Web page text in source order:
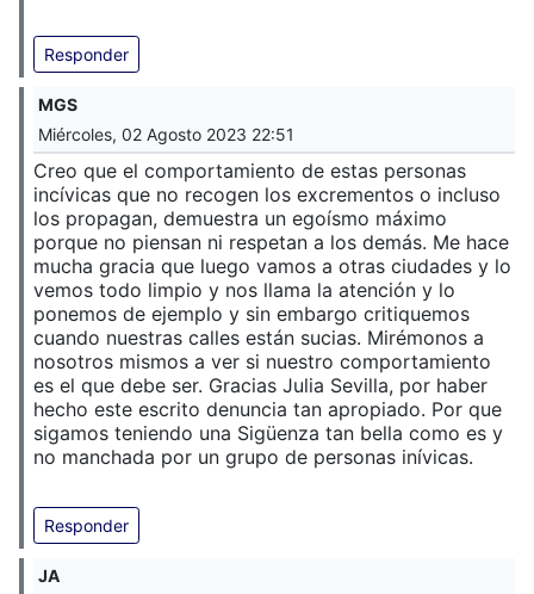
Responder
MGS
Miércoles, 02 Agosto 2023 22:51
Creo que el comportamiento de estas personas
incívicas que no recogen los excrementos o incluso
los propagan, demuestra un egoísmo máximo
porque no piensan ni respetan a los demás. Me hace
mucha gracia que luego vamos a otras ciudades y lo
vemos todo limpio y nos llama la atención y lo
ponemos de ejemplo y sin embargo critiquemos
cuando nuestras calles están sucias. Mirémonos a
nosotros mismos a ver si nuestro comportamiento
es el que debe ser. Gracias Julia Sevilla, por haber
hecho este escrito denuncia tan apropiado. Por que
sigamos teniendo una Sigüenza tan bella como es y
no manchada por un grupo de personas inívicas.
Responder
JA